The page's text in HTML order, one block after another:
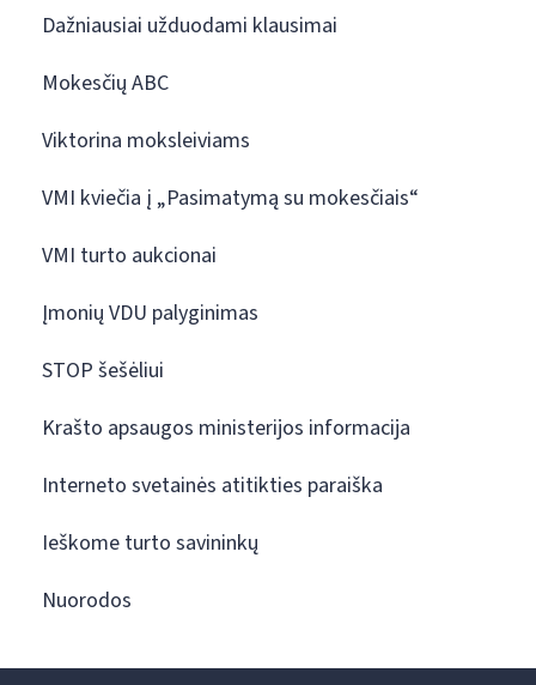
Dažniausiai užduodami klausimai
Mokesčių ABC
Viktorina moksleiviams
VMI kviečia į „Pasimatymą su mokesčiais“
VMI turto aukcionai
Įmonių VDU palyginimas
STOP šešėliui
Krašto apsaugos ministerijos informacija
Interneto svetainės atitikties paraiška
Ieškome turto savininkų
Nuorodos